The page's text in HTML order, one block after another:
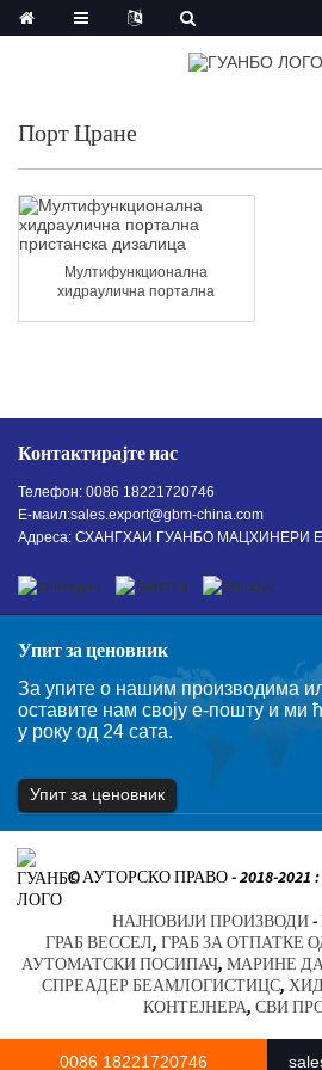
Порт Цране
Мултифункционална
хидраулична портална
Контактирајте нас
Телефон: 0086 18221720746
Е-маил:sales.export@gbm-china.com
Адреса: СХАНГХАИ ГУАНБО МАЦХИНЕРИ
Упит за ценовник
За упите о нашим производима
оставите нам своју е-пошту и ми
у року од 24 сата.
Упит за ценовник
© АУТОРСКО ПРАВО - 2018-
НАЈНОВИЈИ ПРОИЗВОДИ-
ГРАБ ВЕССЕЛ, ГРАБ ЗА ОТПАТКЕ
АУТОМАТСКИ ПОСИПАЧ, МАРИНЕ
СПРЕАДЕР БЕАМЛОГИСТИЦС,
КОНТЕЈНЕРА, СВИ
0086 18221720746